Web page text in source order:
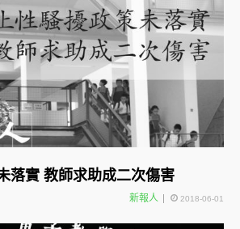
落實 教師求助成二次傷害
新報人 2018-06-01